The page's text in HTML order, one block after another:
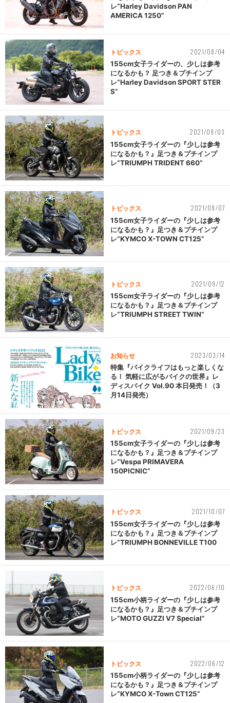
レ“Harley Davidson PAN
AMERICA 1250”
トピックス 2021/08/04
155cm女子ライダーの、少しは参考
になるかも？ 足つき＆プチインプ
レ“Harley Davidson SPORT STER
S”
トピックス 2021/09/03
155cm女子ライダーの『少しは参考
になるかも？』足つき＆プチインプ
レ“TRIUMPH TRIDENT 660”
トピックス 2021/09/07
155cm女子ライダーの『少しは参考
になるかも？』足つき＆プチインプ
レ“KYMCO X-TOWN CT125”
トピックス 2021/09/12
155cm女子ライダーの『少しは参考
になるかも？』足つき＆プチインプ
レ“TRIUMPH STREET TWIN”
お知らせ 2023/03/14
特集『バイクライフはもっと楽しくな
る！ 気軽に広がるバイクの世界』レ
ディスバイク Vol.90 本日発売！（3
月14日発売）
トピックス 2021/09/23
155cm女子ライダーの『少しは参考
になるかも？』足つき＆プチインプ
レ“Vespa PRIMAVERA
150PICNIC”
トピックス 2021/10/07
155cm女子ライダーの『少しは参考
になるかも？』足つき＆プチインプ
レ“TRIUMPH BONNEVILLE T100
トピックス 2022/06/10
155cm小柄ライダーの『少しは参考
になるかも？』足つき＆プチインプ
レ“MOTO GUZZI V7 Special”
トピックス 2022/06/12
155cm小柄ライダーの『少しは参考
になるかも？』足つき＆プチインプ
レ“KYMCO X-Town CT125”